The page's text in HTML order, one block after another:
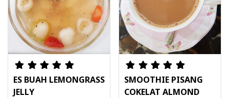
ES BUAH LEMONGRASS
JELLY
SMOOTHIE PISANG
COKELAT ALMOND